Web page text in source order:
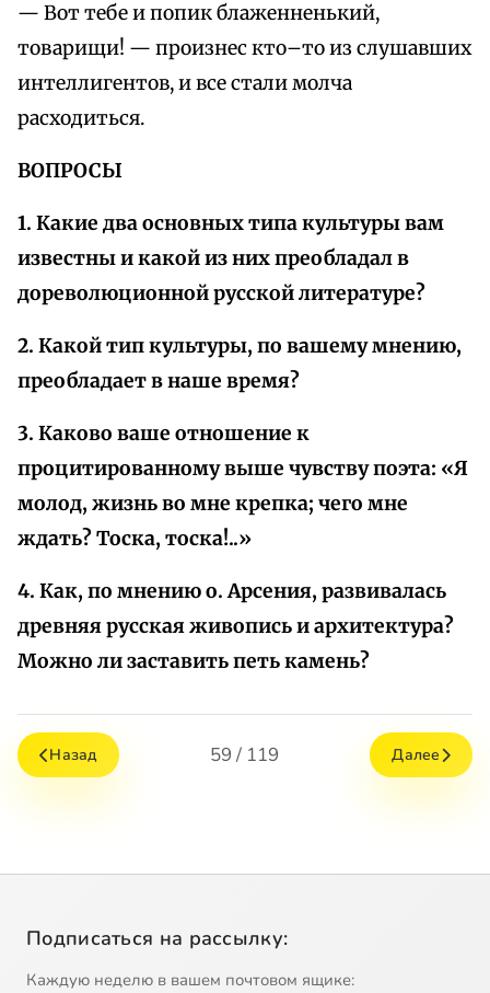
— Вот тебе и попик блаженненький,
товарищи! — произнес кто–то из слушавших
интеллигентов, и все стали молча
расходиться.
ВОПРОСЫ
1. Какие два основных типа культуры вам
известны и какой из них преобладал в
дореволюционной русской литературе?
2. Какой тип культуры, по вашему мнению,
преобладает в наше время?
3. Каково ваше отношение к
процитированному выше чувству поэта: «Я
молод, жизнь во мне крепка; чего мне
ждать? Тоска, тоска!..»
4. Как, по мнению о. Арсения, развивалась
древняя русская живопись и архитектура?
Можно ли заставить петь камень?
Назад 59 / 119 Далее
Подписаться на рассылку:
Каждую неделю в вашем почтовом ящике: